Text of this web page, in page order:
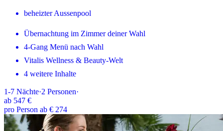
beheizter Aussenpool
Übernachtung im Zimmer deiner Wahl
4-Gang Menü nach Wahl
Vitalis Wellness & Beauty-Welt
4 weitere Inhalte
1-7 Nächte·2 Personen·
ab 547 €
pro Person ab € 274